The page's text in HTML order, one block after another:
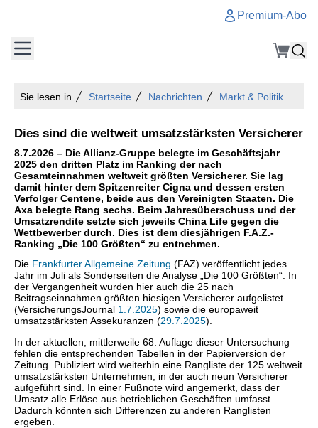
Premium-Abo
Sie lesen in Startseite Nachrichten Markt & Politik
Dies sind die weltweit umsatzstärksten Versicherer
8.7.2026 – Die Allianz-Gruppe belegte im Geschäftsjahr
2025 den dritten Platz im Ranking der nach
Gesamteinnahmen weltweit größten Versicherer. Sie lag
damit hinter dem Spitzenreiter Cigna und dessen ersten
Verfolger Centene, beide aus den Vereinigten Staaten. Die
Axa belegte Rang sechs. Beim Jahresüberschuss und der
Umsatzrendite setzte sich jeweils China Life gegen die
Wettbewerber durch. Dies ist dem diesjährigen F.A.Z.-
Ranking „Die 100 Größten“ zu entnehmen.
Die Frankfurter Allgemeine Zeitung (FAZ) veröffentlicht jedes
Jahr im Juli als Sonderseiten die Analyse „Die 100 Größten“. In
der Vergangenheit wurden hier auch die 25 nach
Beitragseinnahmen größten hiesigen Versicherer aufgelistet
(VersicherungsJournal 1.7.2025) sowie die europaweit
umsatzstärksten Assekuranzen (29.7.2025).
In der aktuellen, mittlerweile 68. Auflage dieser Untersuchung
fehlen die entsprechenden Tabellen in der Papierversion der
Zeitung. Publiziert wird weiterhin eine Rangliste der 125 weltweit
umsatzstärksten Unternehmen, in der auch neun Versicherer
aufgeführt sind. In einer Fußnote wird angemerkt, dass der
Umsatz alle Erlöse aus betrieblichen Geschäften umfasst.
Dadurch könnten sich Differenzen zu anderen Ranglisten
ergeben.